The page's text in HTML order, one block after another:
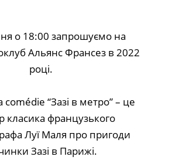
о 18:00 запрошуємо на
Альянс Франсез в 2022
році.
comédie “Зазі в метро” – це
класика французького
Луї Маля про пригоди
Зазі в Парижі.